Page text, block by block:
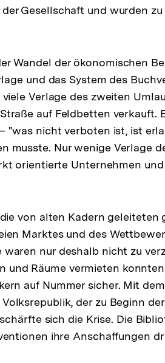
Gesellschaft und wurden
Wandel der ökonomischen
und das System des
Verlage des zweiten
auf Feldbetten verkauft.
"was nicht verboten ist, ist
musste. Nur wenige Verlage
orientierte Unternehmen
von alten Kadern geleiteten
Marktes und des
nur deshalb nicht zu
und Räume vermieten
auf Nummer sicher. Mit
der zu Beginn
sich die Krise. Die
ihre Anschaffungen